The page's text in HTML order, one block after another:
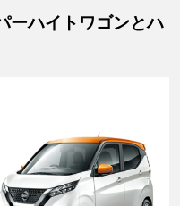
ーハイトワゴンとハ